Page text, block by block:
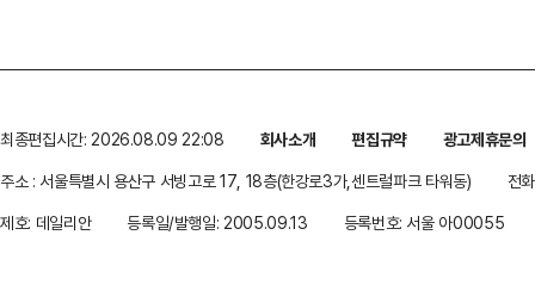
최종편집시간: 2026.08.09 22:08 회사소개 편집규약
광고제휴문의
주소 : 서울특별시 용산구 서빙고로 17, 18층(한강로3가,센트럴파크 타워동)
전
제호: 데일리안
등록일/발행일: 2005.09.13 등록번호: 서울 아00055